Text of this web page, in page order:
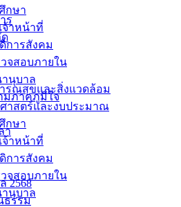
กษา
จ้าหน้าที่
การสังคม
จสอบภายใน
นุบาล
มภาคภูมิใจ
า
2568
ธรรม
ร
รณสุขและสิ่งแวดล้อม
าสตร์และงบประมาณ
กษา
จ้าหน้าที่
การสังคม
จสอบภายใน
นุบาล
มหาราช (ตึกมหาราช ตึกราชินี)
ปลี่ยนความรู้ด้านการส่งเสริมการ
างศิลา ในฐานเมืองท่องเที่ยวชายฝั่ง
ระวัติศาสตร์ มีโบราณสถาน และ
าการ กองยุทธศาสตร์และงบ
ศิลา